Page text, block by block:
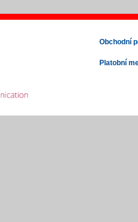
Obchodní
Platobní